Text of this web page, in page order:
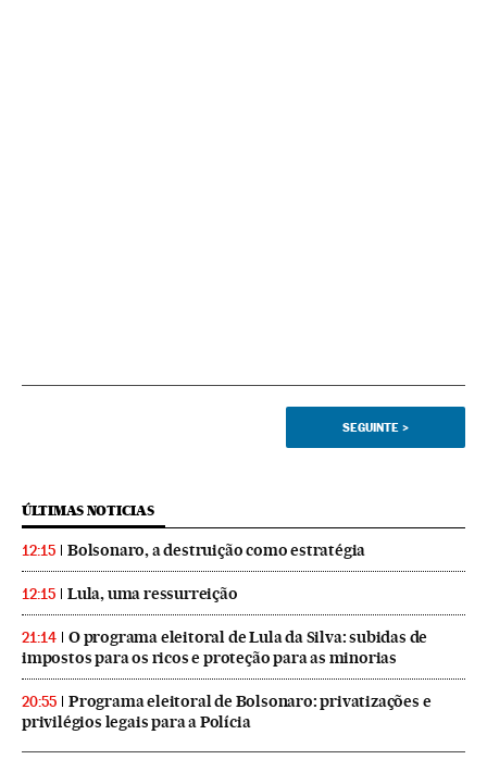
SEGUINTE >
ÚLTIMAS NOTICIAS
12:15 Bolsonaro, a destruição como estratégia
12:15 Lula, uma ressurreição
21:14
O programa eleitoral de Lula da Silva: subidas de
impostos para os ricos e proteção para as minorias
20:55
Programa eleitoral de Bolsonaro: privatizações e
privilégios legais para a Polícia